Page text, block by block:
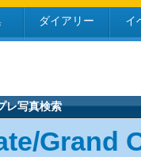
ダイアリー イ
レ写真検索
Grand